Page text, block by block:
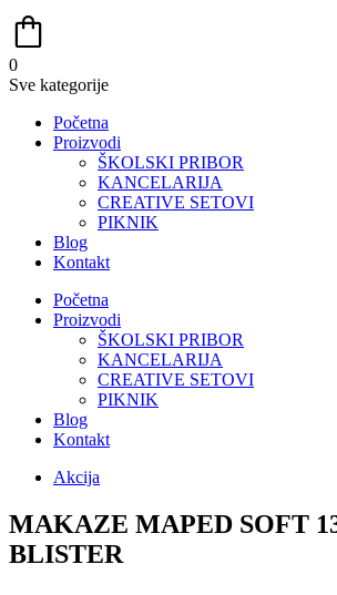
0
Sve kategorije
Početna
Proizvodi
ŠKOLSKI PRIBOR
KANCELARIJA
CREATIVE SETOVI
PIKNIK
Blog
Kontakt
Početna
Proizvodi
ŠKOLSKI PRIBOR
KANCELARIJA
CREATIVE SETOVI
PIKNIK
Blog
Kontakt
Akcija
MAKAZE MAPED SOFT
BLISTER